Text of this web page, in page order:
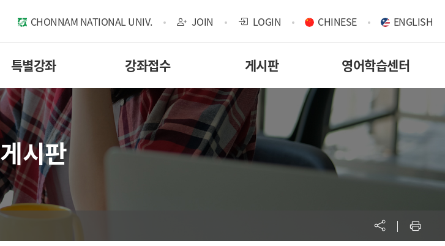
CHONNAM NATIONAL UNIV. JOIN LOGIN CHINESE ENGLISH
특별강좌 강좌접수 게시판 영어학습센터
게시판